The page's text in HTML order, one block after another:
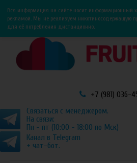
Вся информация на сайте носит информационный
рекламой. Мы не реализуем никотиносодержащую
для её потребления дистанционно.
+7 (981) 036-
Связаться с менеджером.
На связи:
Пн - пт (10:00 - 18:00 по Мск)
Канал в Telegram
+ чат-бот.